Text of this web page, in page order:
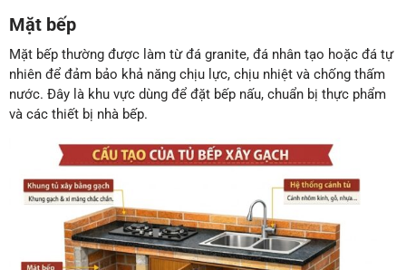
Mặt bếp
Mặt bếp thường được làm từ đá granite, đá nhân tạo hoặc đá tự
nhiên để đảm bảo khả năng chịu lực, chịu nhiệt và chống thấm
nước. Đây là khu vực dùng để đặt bếp nấu, chuẩn bị thực phẩm
và các thiết bị nhà bếp.